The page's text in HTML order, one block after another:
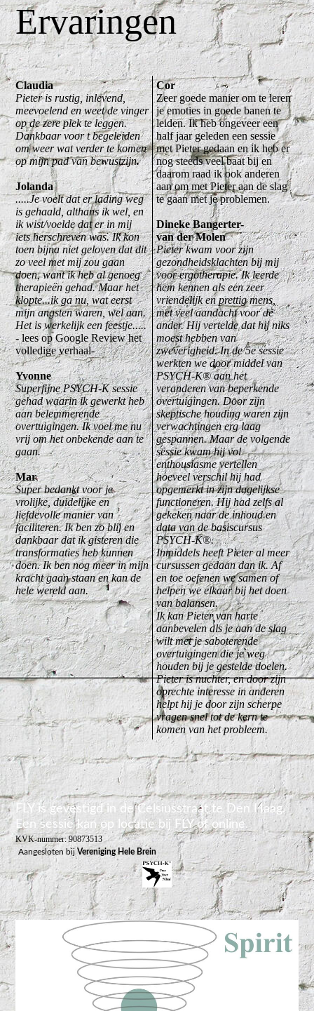
Ervaringen
Claudia
Pieter is rustig, inlevend,
meevoelend en weet de vinger
op de zere plek te leggen.
Dankbaar voor t begeleiden
om weer wat verder te komen
op mijn pad van bewustzijn.
Jolanda
.....Je voelt dat er lading weg
is gehaald, althans ik wel, en
ik wist/voelde dat er in mij
iets herschreven was. Ik kon
toen bijna niet geloven dat dit
zo veel met mij zou gaan
doen, want ik heb al genoeg
therapieën gehad. Maar het
klopte...ik ga nu, wat eerst
mijn angsten waren, wel aan.
Het is werkelijk een feestje.....
- lees op Google Review het
volledige verhaal-
Yvonne
Superfijne PSYCH-K sessie
gehad waarin ik gewerkt heb
aan belemmerende
overtuigingen. Ik voel me nu
vrij om het onbekende aan te
gaan.
Mar
Super bedankt voor je
vrolijke, duidelijke en
liefdevolle manier van
faciliteren. Ik ben zo blij en
dankbaar dat ik gisteren die
transformaties heb kunnen
doen. Ik ben nog meer in mijn
kracht gaan staan en kan de
hele wereld aan.
Cor
Zeer goede manier om te leren
je emoties in goede banen te
leiden. Ik heb ongeveer een
half jaar geleden een sessie
met Pieter gedaan en ik heb er
nog steeds veel baat bij en
daarom raad ik ook anderen
aan om met Pieter aan de slag
te gaan met je problemen.
Dineke Bangerter-
van der Molen
Pieter kwam voor zijn
gezondheidsklachten bij mij
voor ergotherapie. Ik leerde
hem kennen als een zeer
vriendelijk en prettig mens,
met veel aandacht voor de
ander. Hij vertelde dat hij niks
moest hebben van
zweverigheid. In de 5e sessie
werkten we door middel van
PSYCH-K® aan het
veranderen van beperkende
overtuigingen. Door zijn
skeptische houding waren zijn
verwachtingen erg laag
gespannen. Maar de volgende
sessie kwam hij vol
enthousiasme vertellen
hoeveel verschil hij had
opgemerkt in zijn dagelijkse
functioneren. Hij had zelfs al
gekeken naar de inhoud en
data van de basiscursus
PSYCH-K®.
Inmiddels heeft Pieter al meer
cursussen gedaan dan ik. Af
en toe oefenen we samen of
helpen we elkaar bij het doen
van balansen.
Ik kan Pieter van harte
aanbevelen als je aan de slag
wilt met je saboterende
overtuigingen die je weg
houden bij je gestelde doelen.
Pieter is nuchter, en door zijn
oprechte interesse in anderen
helpt hij je door zijn scherpe
vragen snel tot de kern te
komen van het probleem.
FLY is gevestigd in de Celsiusstraat te Den Haag.
Een sessie kan op locatie bij FLY of online.
KVK-nummer: 90873513
Aangesloten bijVereniging Hele Brein